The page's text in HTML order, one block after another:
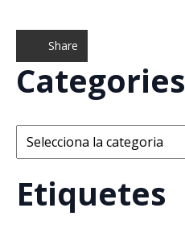
Share
Categories
Categories
Etiquetes